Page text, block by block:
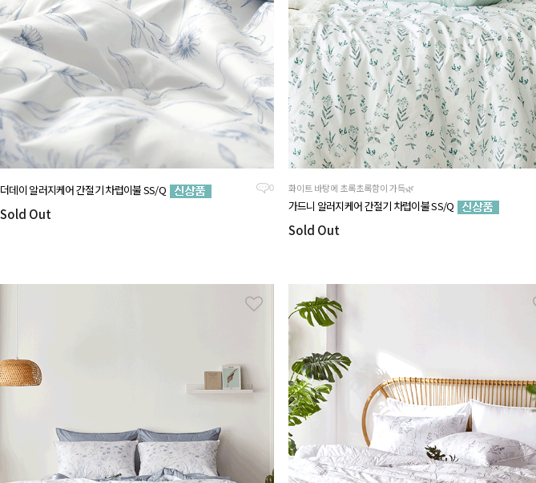
0
더데이 알러지케어 간절기 차렵이불 SS/Q
Sold Out
화이트 바탕에 초록초록함이 가득🌿
가드니 알러지케어 간절기 차렵이불 SS/Q
Sold Out